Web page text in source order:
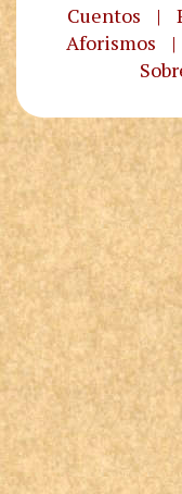
Cuentos |
Aforismos
|